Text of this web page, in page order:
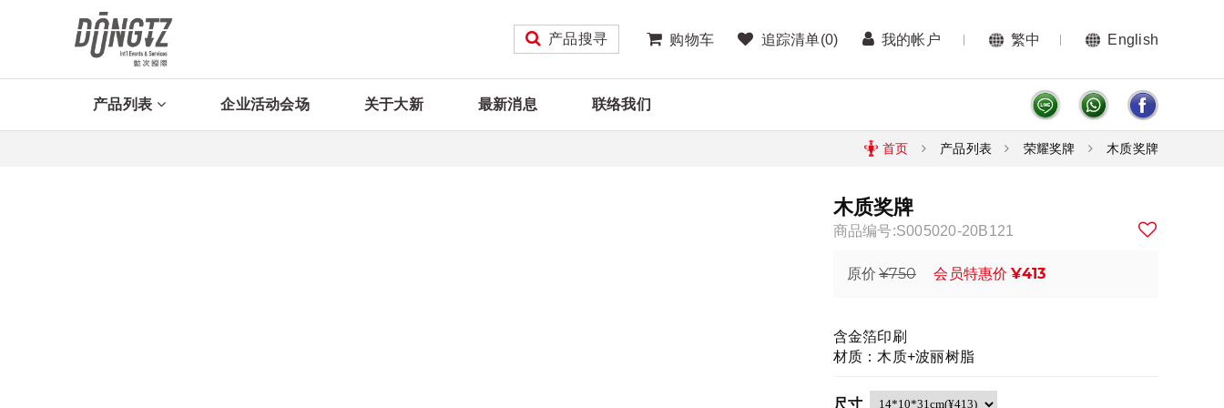
产品搜寻 购物车 追踪清单(0) 我的帐户 繁中 English
产品列表 企业活动会场 关于大新 最新消息 联络我们
首页 产品列表 荣耀奖牌 木质奖牌
木质奖牌
商品编号:S005020-20B121
原价 ¥750 会员特惠价 ¥413
含金箔印刷
材质：木质+波丽树脂
尺寸